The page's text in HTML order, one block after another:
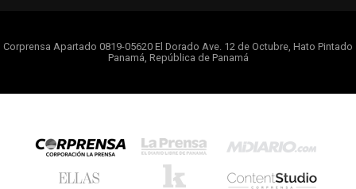
Corprensa Apartado 0819-05620 El Dorado Ave. 12 de Octubre, Hato Pintado
Panamá, República de Panamá